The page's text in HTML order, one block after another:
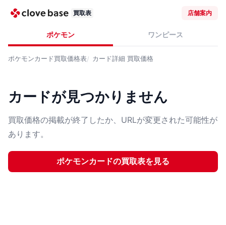
買取表 店舗案内
ポケモン ワンピース
ポケモンカード買取価格表 カード詳細 買取価格
カードが見つかりません
買取価格の掲載が終了したか、URLが変更された可能性が
あります。
ポケモンカードの買取表を見る